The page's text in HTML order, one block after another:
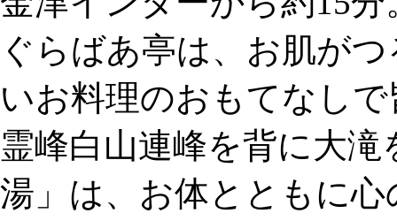
ぐらばあ亭は、お肌が
いお料理のおもてなし
霊峰白山連峰を背に大
湯」は、お体とともに